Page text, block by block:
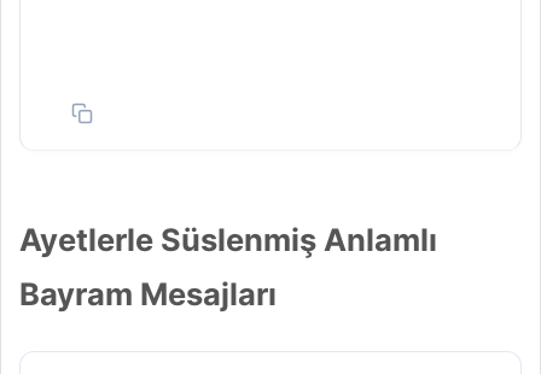
Ayetlerle Süslenmiş Anlamlı
Bayram Mesajları